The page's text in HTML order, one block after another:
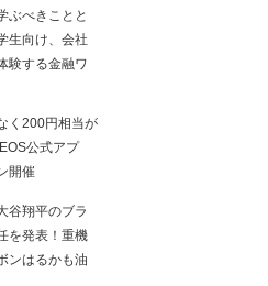
ぶべきことと
生向け、会社
験する金融ワ
く200円相当が
公式アプ
開催
谷翔平のブラ
を発表！重機
ンはるかも油